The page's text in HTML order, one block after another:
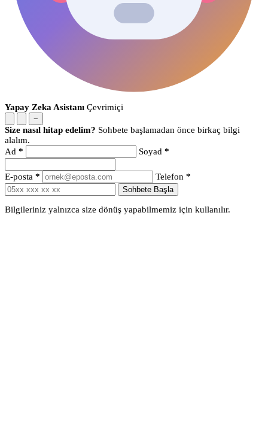
Yapay Zeka Asistanı Çevrimiçi
−
Size nasıl hitap edelim? Sohbete başlamadan önce birkaç bilgi
alalım.
Ad * Soyad *
E-posta * Telefon *
Sohbete Başla
Bilgileriniz yalnızca size dönüş yapabilmemiz için kullanılır.